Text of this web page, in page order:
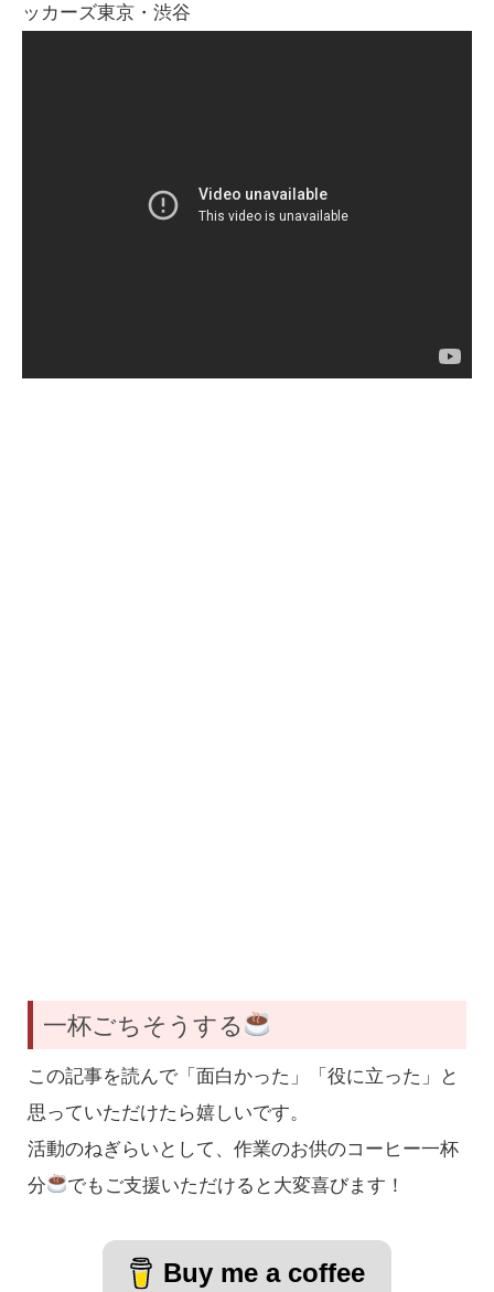
ッカーズ東京・渋谷
一杯ごちそうする
この記事を読んで「面白かった」「役に立った」と
思っていただけたら嬉しいです。
活動のねぎらいとして、作業のお供のコーヒー一杯
分
でもご支援いただけると大変喜びます！
Buy me a coffee